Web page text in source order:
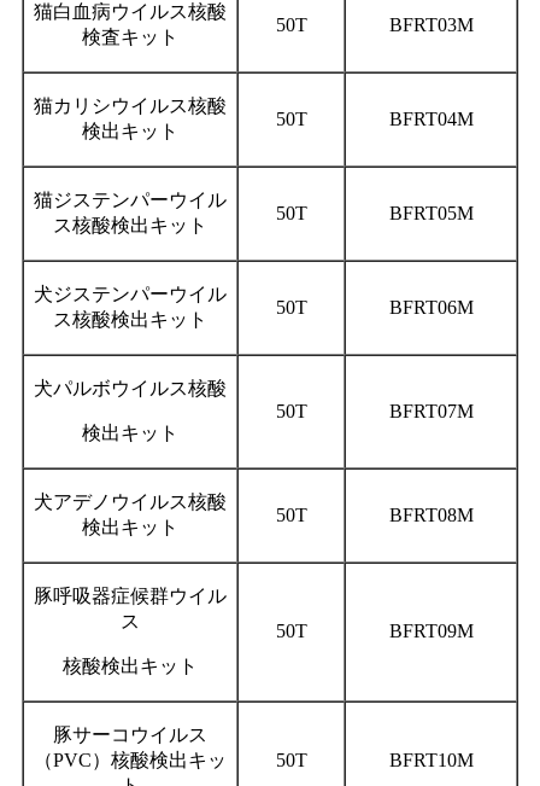
猫白血病ウイルス核酸
検査キット
50T BFRT03M
猫カリシウイルス核酸
検出キット
50T BFRT04M
猫ジステンパーウイル
ス核酸検出キット
50T BFRT05M
犬ジステンパーウイル
ス核酸検出キット
50T BFRT06M
犬パルボウイルス核酸
検出キット
50T BFRT07M
犬アデノウイルス核酸
検出キット
50T BFRT08M
豚呼吸器症候群ウイル
ス
核酸検出キット
50T BFRT09M
豚サーコウイルス
（PVC）核酸検出キッ
50T BFRT10M